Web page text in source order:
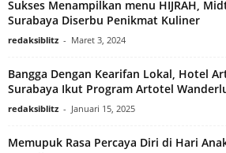
Sukses Menampilkan menu HIJRAH,
Surabaya Diserbu Penikmat Kuliner
redaksiblitz - Maret 3, 2024
Bangga Dengan Kearifan Lokal, Hotel
Surabaya Ikut Program Artotel
redaksiblitz - Januari 15, 2025
Memupuk Rasa Percaya Diri di Hari